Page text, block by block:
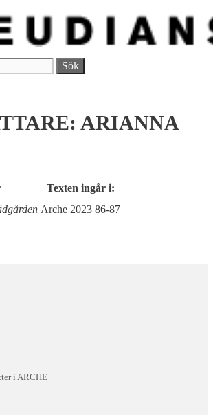
ARIANNA
Texten ingår i:
Arche 2023 86-87
i ARCHE